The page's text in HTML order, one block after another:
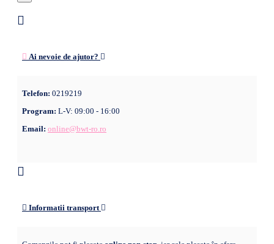
Ai nevoie de ajutor?
Telefon: 0219219
Program: L-V: 09:00 - 16:00
Email: online@bwt-ro.ro
Informatii transport